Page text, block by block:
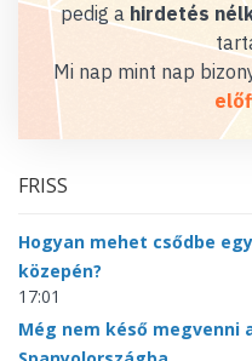
pedig a hirdetés
Mi nap mint nap
FRISS
Hogyan mehet csődbe
közepén?
17:01
Még nem késő megvenni